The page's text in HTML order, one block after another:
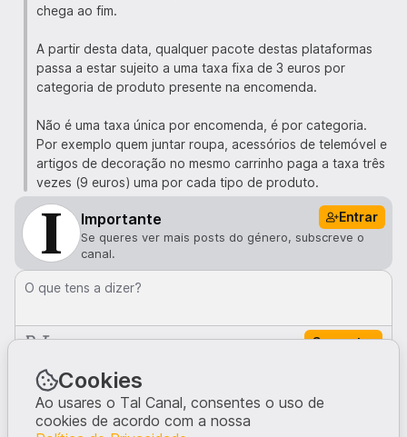
chega ao fim.
A partir desta data, qualquer pacote destas plataformas
passa a estar sujeito a uma taxa fixa de 3 euros por
categoria de produto presente na encomenda.
Não é uma taxa única por encomenda, é por categoria.
Por exemplo quem juntar roupa, acessórios de telemóvel e
artigos de decoração no mesmo carrinho paga a taxa três
vezes (9 euros) uma por cada tipo de produto.
Importante Entrar
Se queres ver mais posts do género, subscreve o
canal.
O que tens a dizer?
Comentar
Comentários · 0
Ninguém comentou neste post.
Cookies
Ao usares o Tal Canal, consentes o uso de
cookies de acordo com a nossa